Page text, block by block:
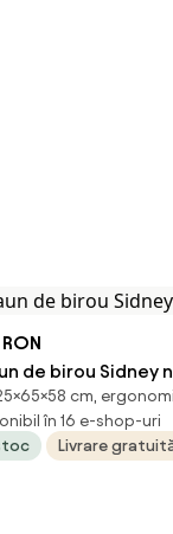
de birou Sidney
cm,
în 16 e-shop-uri
Livrare